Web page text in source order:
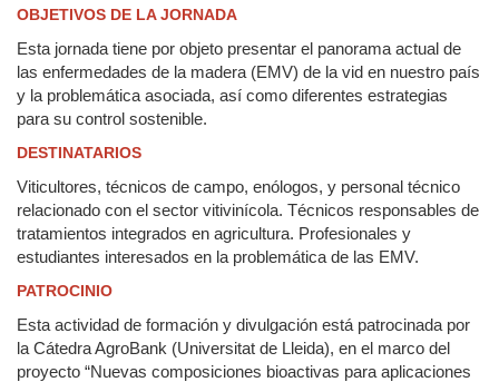
OBJETIVOS DE LA JORNADA
Esta jornada tiene por objeto presentar el panorama actual de
las enfermedades de la madera (EMV) de la vid en nuestro país
y la problemática asociada, así como diferentes estrategias
para su control sostenible.
DESTINATARIOS
Viticultores, técnicos de campo, enólogos, y personal técnico
relacionado con el sector vitivinícola. Técnicos responsables de
tratamientos integrados en agricultura. Profesionales y
estudiantes interesados en la problemática de las EMV.
PATROCINIO
Esta actividad de formación y divulgación está patrocinada por
la Cátedra AgroBank (Universitat de Lleida), en el marco del
proyecto “Nuevas composiciones bioactivas para aplicaciones